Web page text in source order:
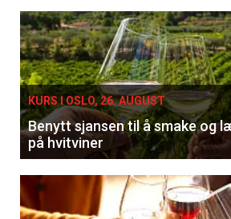
KURS I OSLO, 26. AUGUST
Benytt sjansen til å smake og
på hvitviner